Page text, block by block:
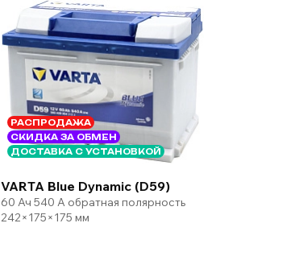
РАСПРОДАЖА
СКИДКА ЗА ОБМЕН
ДОСТАВКА С УСТАНОВКОЙ
VARTA Blue Dynamic (D59)
60 Ач 540 А обратная полярность
242×175×175 мм